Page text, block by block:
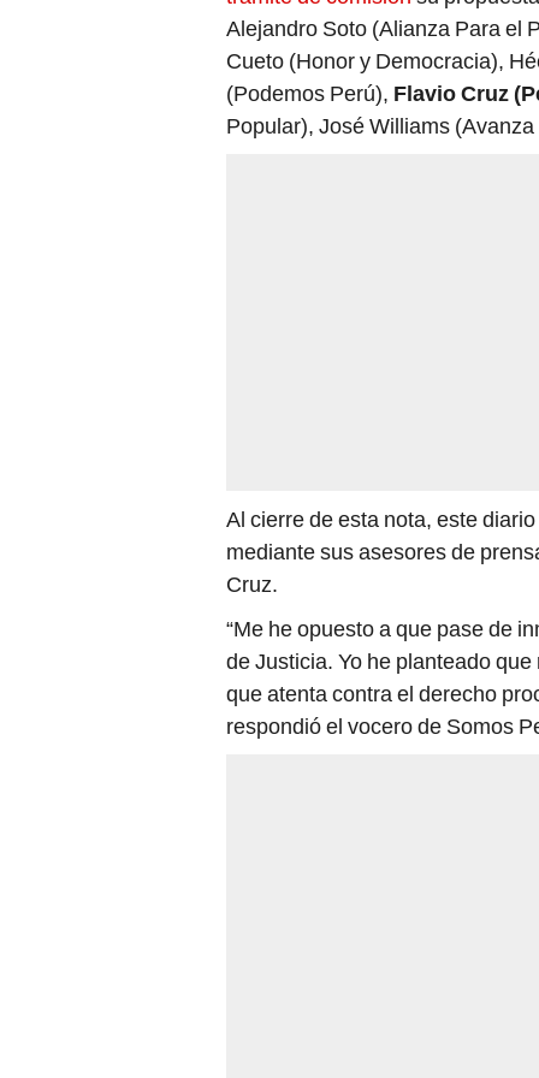
Alejandro Soto (Alianza Para el
Cueto (Honor y Democracia),
(Podemos Perú), Flavio Cruz
Popular), José Williams
Al cierre de esta nota, este
mediante sus asesores de
Cruz.
“Me he opuesto a que pase de
de Justicia. Yo he planteado
que atenta contra el derecho
respondió el vocero de Somos